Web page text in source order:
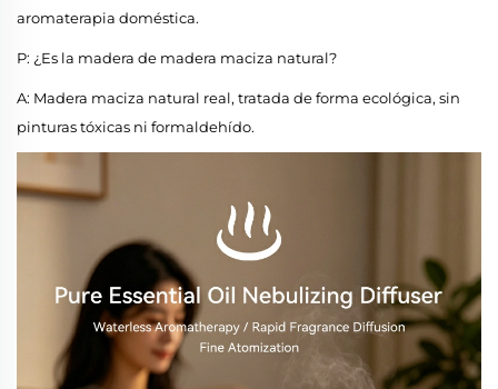
aromaterapia doméstica.
P: ¿Es la madera de madera maciza natural?
A: Madera maciza natural real, tratada de forma ecológica, sin
pinturas tóxicas ni formaldehído.